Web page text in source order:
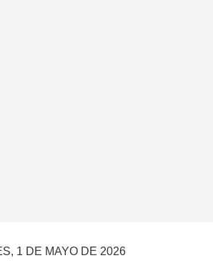
1 DE MAYO DE 2026